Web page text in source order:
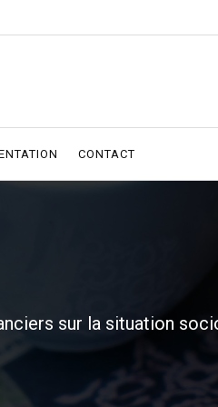
CONTACT
sur la situation